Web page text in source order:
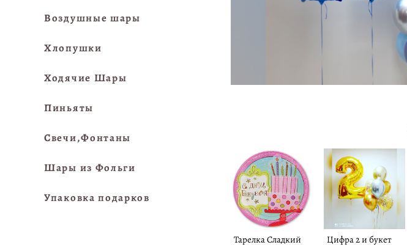
Воздушные шары
Хлопушки
Ходячие Шары
Пиньяты
Свечи,Фонтаны
Шары из Фольги
Упаковка подарков
Тарелка Сладкий Цифра 2 и букет